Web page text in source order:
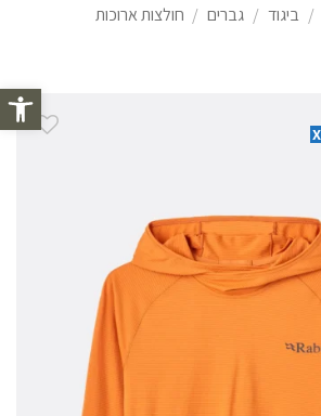
פתח
/ ביגוד / גברים / חולצות ארוכות